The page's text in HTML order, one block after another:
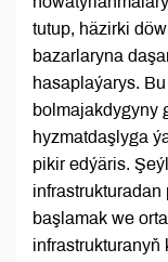
tutup, häzirki
bazarlaryna
hasaplaýarys.
bolmajakdygyny
hyzmatdaşlyga
pikir edýäris.
başlamak we
infrastrukturanyň